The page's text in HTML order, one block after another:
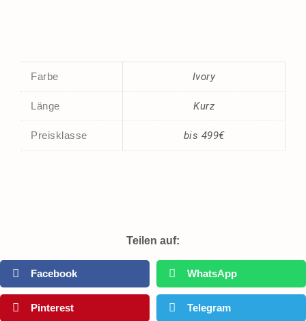
Farbe Ivory
Länge Kurz
Preisklasse bis 499€
Teilen auf:
Facebook WhatsApp
Pinterest Telegram